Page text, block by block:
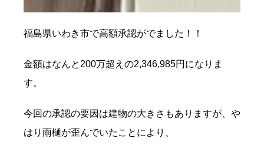
福島県いわき市で高額承認がでました！！
金額はなんと200万超えの2,346,985円になりま
す。
今回の承認の要因は建物の大きさもありますが、や
はり雨樋が歪んでいたことにより、